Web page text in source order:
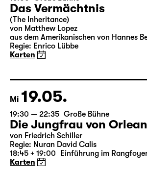
Sa 15.05.
15:00 Große Bühne
Das Vermächtnis
(The Inheritance)
Regie: Enrico Lübbe
Karten
Mi 19.05.
19:30 — 22:35 Große Bühne
Die Jungfrau von Orleans